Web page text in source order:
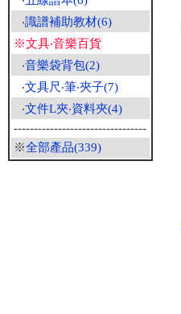
‧識譜補助教材(6)
※文具‧音樂百貨
‧音樂袋背包(2)
‧文具尺‧筆‧夾子(7)
‧文件L夾‧資料夾(4)
---------------------------------
※全部產品(339)